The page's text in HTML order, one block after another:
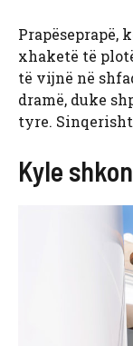
Prapëseprapë,
xhaketë të
të vijnë në
dramë, duke
tyre.
Kyle